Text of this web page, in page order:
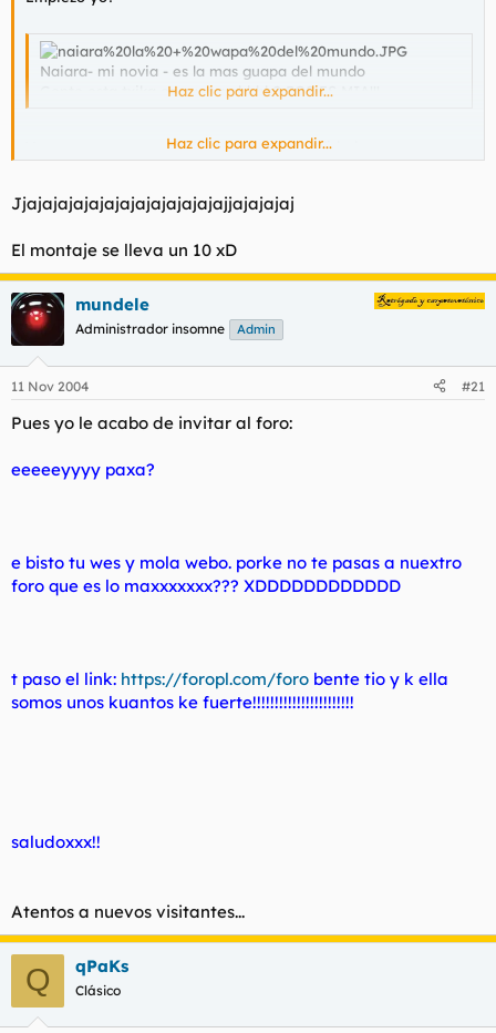
Naiara- mi novia - es la mas guapa del mundo
Gente esta txika es guapa ehhhh? POS ES MIA!!!
Haz clic para expandir...
Vamos a ver a su novia tal como es en realidad:
Haz clic para expandir...
Jjajajajajajajajajajajajajajjajajajaj
El montaje se lleva un 10 xD
mundele
Administrador insomne Admin
11 Nov 2004 #21
Pues yo le acabo de invitar al foro:
eeeeeyyyy paxa?
e bisto tu wes y mola webo. porke no te pasas a nuextro
foro que es lo maxxxxxxx??? XDDDDDDDDDDDD
t paso el link: https://foropl.com/foro bente tio y k ella
somos unos kuantos ke fuerte!!!!!!!!!!!!!!!!!!!!!!!
saludoxxx!!
Atentos a nuevos visitantes...
Q qPaKs
Clásico